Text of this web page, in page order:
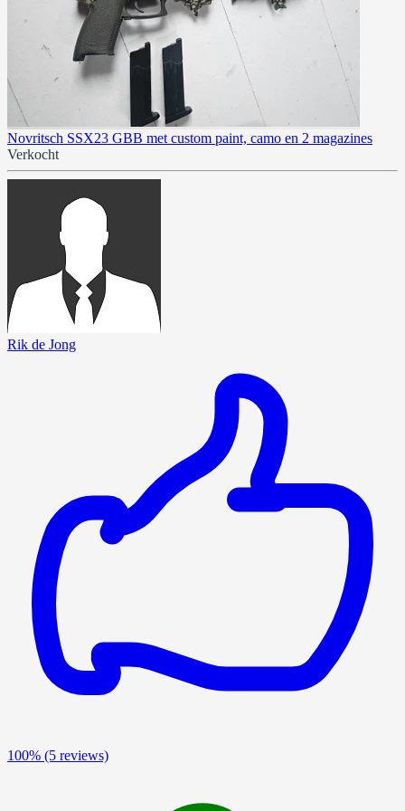
Novritsch SSX23 GBB met custom paint, camo en 2 magazines
Verkocht
Rik de Jong
100% (5 reviews)